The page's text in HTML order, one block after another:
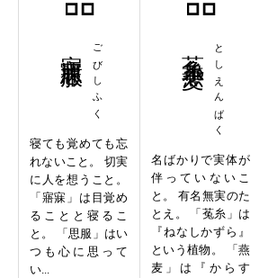
ごびしふく
寝ても覚めても忘
れないこと。 切実
に人を想うこと。
「寤寐」は目覚め
ることと寝るこ
と。 「思服」はい
つも心に思って
い...
としえんばく
名ばかりで実体が
伴っていないこ
と。 有名無実のた
とえ。 「菟糸」は
『ねなしかずら』
という植物。 「燕
麦」は『からす